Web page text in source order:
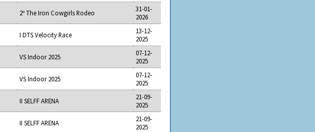
2º The Iron Cowgirls Rodeo
31-01-
2026
I DTS Velocity Race
13-12-
2025
VS Indoor 2025
07-12-
2025
VS Indoor 2025
07-12-
2025
II SELFF ARENA
21-09-
2025
II SELFF ARENA
21-09-
2025